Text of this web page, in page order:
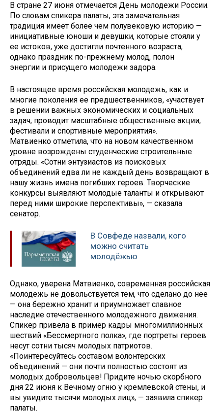
В стране 27 июня отмечается День молодежи России.
По словам спикера палаты, эта замечательная
традиция имеет более чем полувековую историю —
инициативные юноши и девушки, которые стояли у
ее истоков, уже достигли почтенного возраста,
однако праздник по-прежнему молод, полон
энергии и присущего молодежи задора.
В настоящее время российская молодежь, как и
многие поколения ее предшественников, «участвует
в решении важных экономических и социальных
задач, проводит масштабные общественные акции,
фестивали и спортивные мероприятия».
Матвиенко отметила, что на новом качественном
уровне возрождены студенческие строительные
отряды. «Сотни энтузиастов из поисковых
объединений едва ли не каждый день возвращают в
нашу жизнь имена погибших героев. Творческие
конкурсы выявляют молодые таланты и открывают
перед ними широкие перспективы», — сказала
сенатор.
В Совфеде назвали, кого
можно считать
молодёжью
Однако, уверена Матвиенко, современная российская
молодежь не довольствуется тем, что сделано до нее
— она бережно хранит и приумножает славное
наследие отечественного молодежного движения.
Спикер привела в пример кадры многомиллионных
шествий «Бессмертного полка», где портреты героев
несут сотни тысяч молодых патриотов.
«Поинтересуйтесь составом волонтерских
объединений — они почти полностью состоят из
молодых добровольцев! Придите ночью скорбного
дня 22 июня к Вечному огню у кремлевской стены, и
вы увидите тысячи молодых лиц», — заявила спикер
палаты.